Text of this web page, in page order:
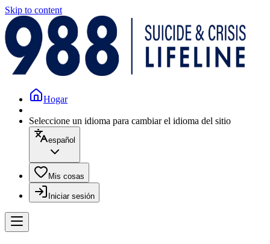
Skip to content
Hogar
Seleccione un idioma para cambiar el idioma del sitio
español
Mis cosas
Iniciar sesión